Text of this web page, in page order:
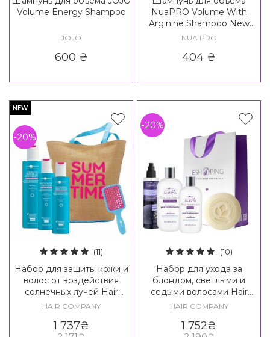
Volume Energy Shampoo
JOJO
600 ₴
NuaPRO Volume With
Arginine Shampoo New
Formula
NUA PRO
404 ₴
NEW
-20%
(11)
Набор для защиты кожи и
волос от воздействия
солнечных лучей Hair
Company Enjoy Your
HAIR COMPANY
1 737₴
-20%
(10)
Набор для ухода за
блондом, светлыми и
седыми волосами Hair
Company Inimitable Blonde
HAIR COMPANY
1 752₴